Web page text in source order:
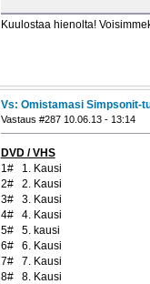
Kuulostaa hienolta!
Vs: Omistamasi Simpsonit-
Vastaus #287 10.06.13 - 13:14
DVD / VHS
1# 1. Kausi
2# 2. Kausi
3# 3. Kausi
4# 4. Kausi
5# 5. kausi
6# 6. Kausi
7# 7. Kausi
8# 8. Kausi